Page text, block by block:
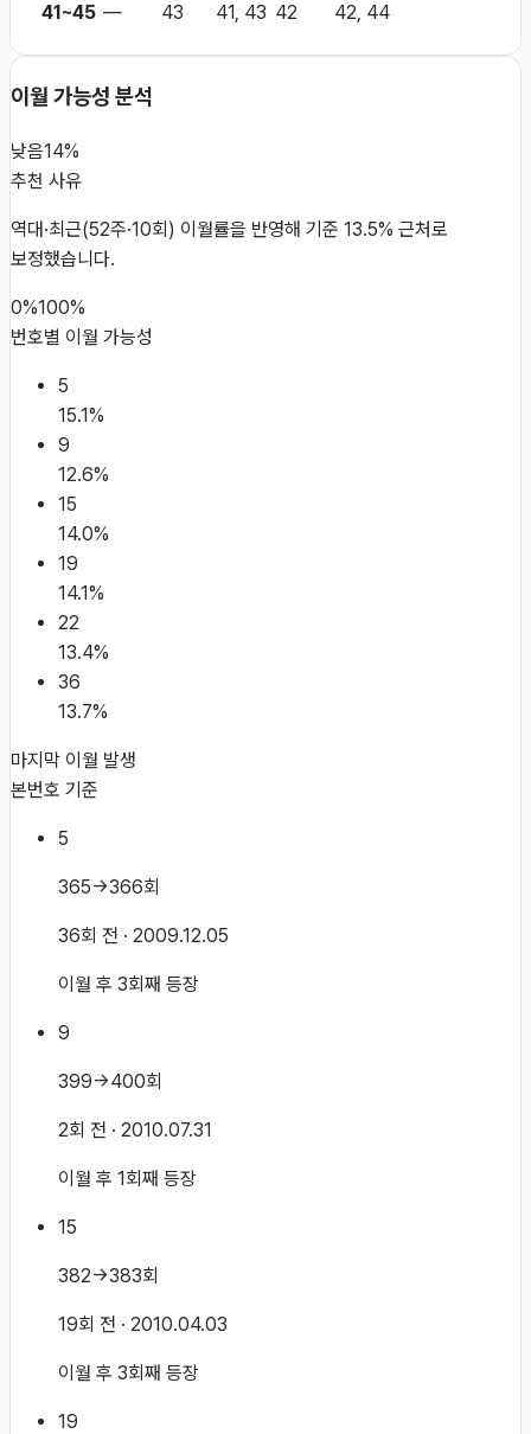
41~45 — 43 41, 43 42 42, 44
이월 가능성 분석
낮음14%
추천 사유
역대·최근(52주·10회) 이월률을 반영해 기준 13.5% 근처로
보정했습니다.
0%100%
번호별 이월 가능성
5
15.1%
9
12.6%
15
14.0%
19
14.1%
22
13.4%
36
13.7%
마지막 이월 발생
본번호 기준
5
365→366회
36회 전 · 2009.12.05
이월 후 3회째 등장
9
399→400회
2회 전 · 2010.07.31
이월 후 1회째 등장
15
382→383회
19회 전 · 2010.04.03
이월 후 3회째 등장
19